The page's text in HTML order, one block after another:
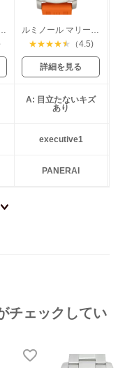
マリーナ デイト
ルミノール マリーナ 1950 3デイズ
★★★★★ （4.5)
詳細を見る
A: 目立たないキズ
あり
executive1
PANERAI
チェックしてい